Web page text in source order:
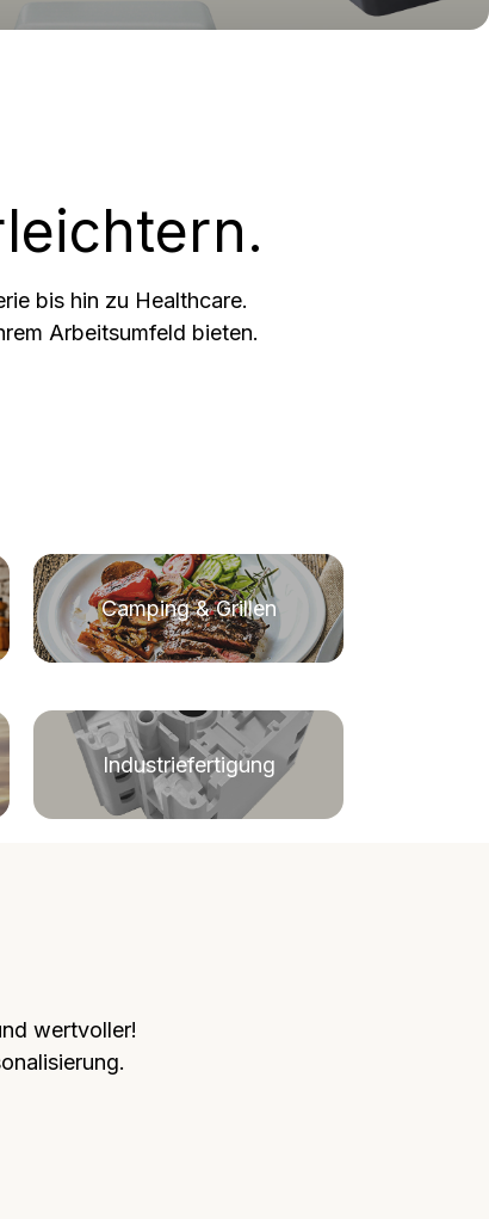
bis hin zu Healthcare.
Arbeitsumfeld bieten.
Camping & Grillen
Industriefertigung
wertvoller!